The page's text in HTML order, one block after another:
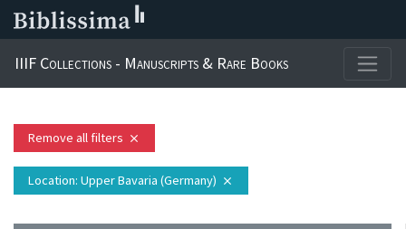
IIIF Collections - Manuscripts & Rare Books
Remove all filters close
Location: Upper Bavaria (Germany) close